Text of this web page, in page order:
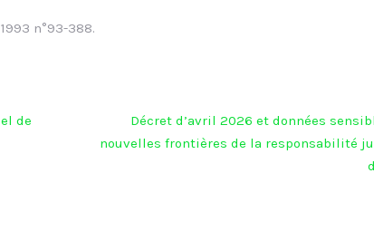
n°93-388.
de
Décret d’avril 2026 et données
nouvelles frontières de la responsabilité